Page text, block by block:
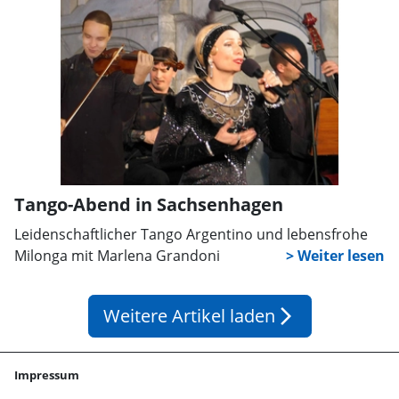
Tango-Abend in Sachsenhagen
Leidenschaftlicher Tango Argentino und lebensfrohe
Milonga mit Marlena Grandoni
Weitere Artikel laden arrow_forward_ios
Impressum